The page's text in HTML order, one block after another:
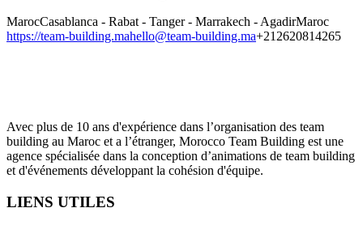
MarocCasablanca - Rabat - Tanger - Marrakech - AgadirMaroc
https://team-building.mahello@team-building.ma+212620814265
Avec plus de 10 ans d'expérience dans l’organisation des team
building au Maroc et a l’étranger, Morocco Team Building est une
agence spécialisée dans la conception d’animations de team building
et d'événements développant la cohésion d'équipe.
LIENS UTILES